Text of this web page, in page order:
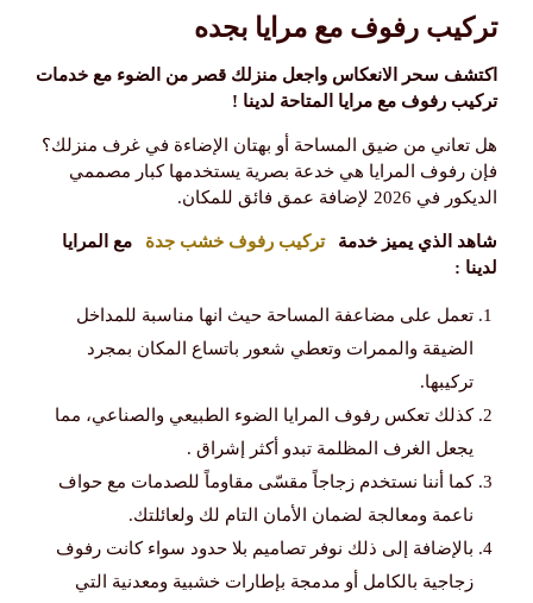
تركيب رفوف مع مرايا بجده
اكتشف سحر الانعكاس واجعل منزلك قصر من الضوء مع خدمات
تركيب رفوف مع مرايا المتاحة لدينا !
​هل تعاني من ضيق المساحة أو بهتان الإضاءة في غرف منزلك؟
فإن رفوف المرايا هي خدعة بصرية يستخدمها كبار مصممي
الديكور في 2026 لإضافة عمق فائق للمكان.
​شاهد الذي يميز خدمة تركيب رفوف خشب جدة
مع المرايا
لدينا :
​تعمل على مضاعفة المساحة حيث انها مناسبة للمداخل
الضيقة والممرات وتعطي شعور باتساع المكان بمجرد
تركيبها.
​كذلك تعكس رفوف المرايا الضوء الطبيعي والصناعي، مما
يجعل الغرف المظلمة تبدو أكثر إشراق .
​كما أننا نستخدم زجاجاً مقسّى مقاوماً للصدمات مع حواف
ناعمة ومعالجة لضمان الأمان التام لك ولعائلتك.
​بالإضافة إلى ذلك نوفر تصاميم بلا حدود سواء كانت رفوف
زجاجية بالكامل أو مدمجة بإطارات خشبية ومعدنية التي